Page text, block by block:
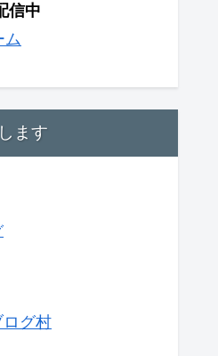
信中
ム
ます
ログ村